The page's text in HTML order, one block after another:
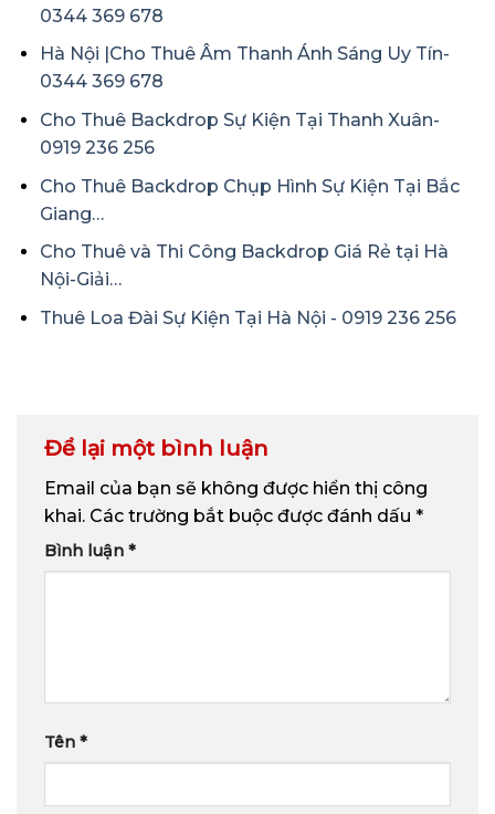
0344 369 678
Hà Nội |Cho Thuê Âm Thanh Ánh Sáng Uy Tín-
0344 369 678
Cho Thuê Backdrop Sự Kiện Tại Thanh Xuân-
0919 236 256
Cho Thuê Backdrop Chụp Hình Sự Kiện Tại Bắc
Giang…
Cho Thuê và Thi Công Backdrop Giá Rẻ tại Hà
Nội-Giải…
Thuê Loa Đài Sự Kiện Tại Hà Nội - 0919 236 256
Để lại một bình luận
Email của bạn sẽ không được hiển thị công
khai. Các trường bắt buộc được đánh dấu *
Bình luận *
Tên *